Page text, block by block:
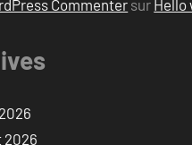
Commenter sur Hello
2026